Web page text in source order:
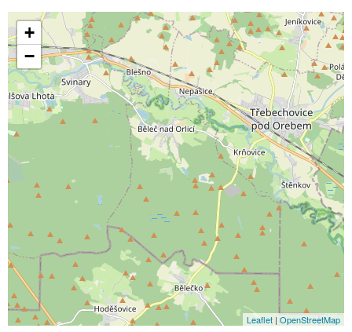
+
−
Leaflet | OpenStreetMap